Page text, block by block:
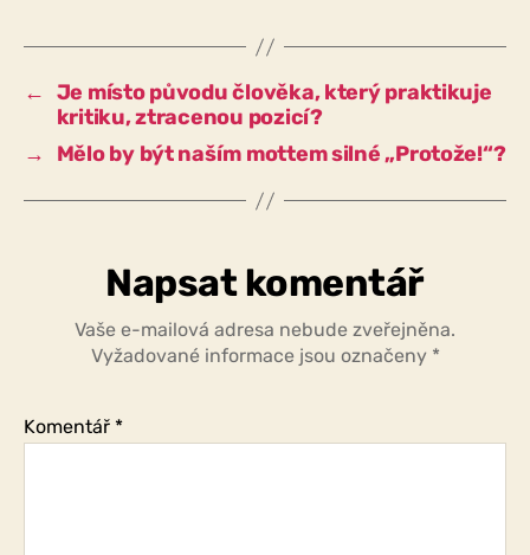
naším
silné
← Je místo původu člověka, který praktikuje
kritiku, ztracenou pozicí?
→
Mělo by být naším mottem silné „Protože!“?
Napsat komentář
Vaše e-mailová adresa nebude zveřejněna.
Vyžadované informace jsou označeny *
Komentář *